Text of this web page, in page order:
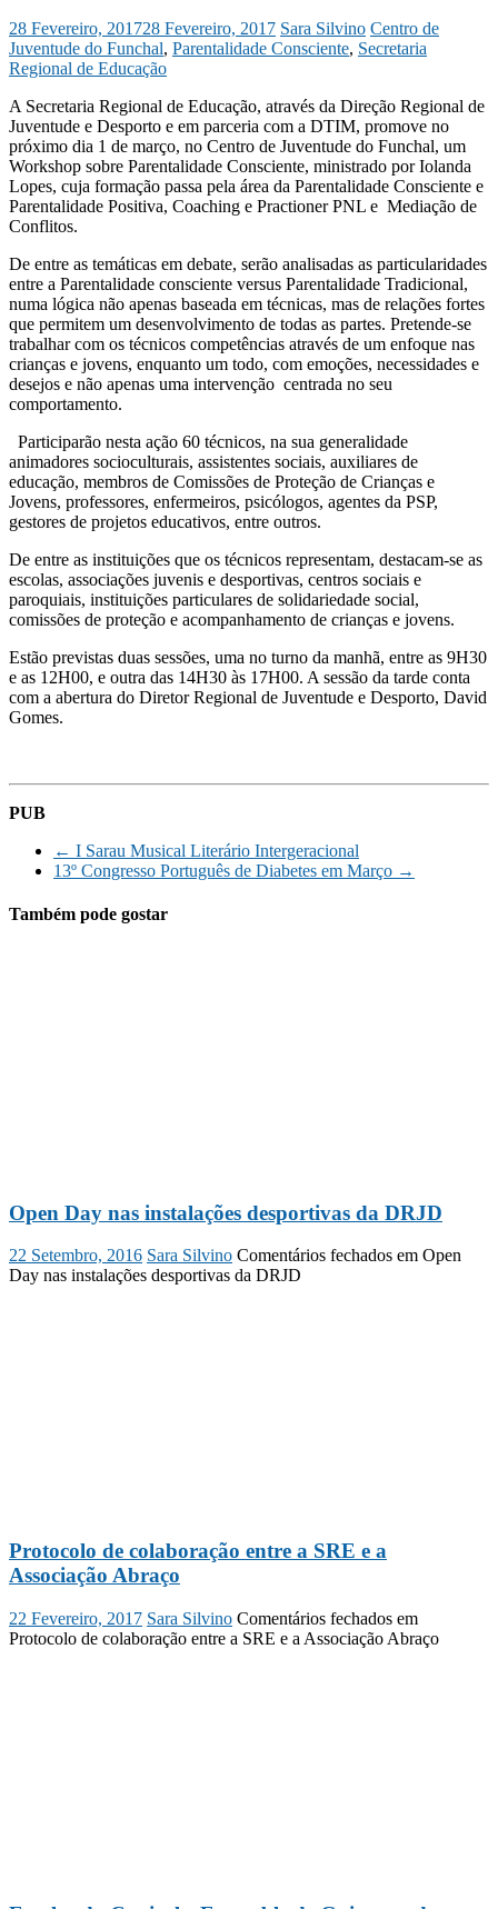
28 Fevereiro, 201728 Fevereiro, 2017 Sara Silvino Centro de
Juventude do Funchal, Parentalidade Consciente, Secretaria
Regional de Educação
A Secretaria Regional de Educação, através da Direção Regional de
Juventude e Desporto e em parceria com a DTIM, promove no
próximo dia 1 de março, no Centro de Juventude do Funchal, um
Workshop sobre Parentalidade Consciente, ministrado por Iolanda
Lopes, cuja formação passa pela área da Parentalidade Consciente e
Parentalidade Positiva, Coaching e Practioner PNL e Mediação de
Conflitos.
De entre as temáticas em debate, serão analisadas as particularidades
entre a Parentalidade consciente versus Parentalidade Tradicional,
numa lógica não apenas baseada em técnicas, mas de relações fortes
que permitem um desenvolvimento de todas as partes. Pretende-se
trabalhar com os técnicos competências através de um enfoque nas
crianças e jovens, enquanto um todo, com emoções, necessidades e
desejos e não apenas uma intervenção centrada no seu
comportamento.
Participarão nesta ação 60 técnicos, na sua generalidade
animadores socioculturais, assistentes sociais, auxiliares de
educação, membros de Comissões de Proteção de Crianças e
Jovens, professores, enfermeiros, psicólogos, agentes da PSP,
gestores de projetos educativos, entre outros.
De entre as instituições que os técnicos representam, destacam-se as
escolas, associações juvenis e desportivas, centros sociais e
paroquiais, instituições particulares de solidariedade social,
comissões de proteção e acompanhamento de crianças e jovens.
Estão previstas duas sessões, uma no turno da manhã, entre as 9H30
e as 12H00, e outra das 14H30 às 17H00. A sessão da tarde conta
com a abertura do Diretor Regional de Juventude e Desporto, David
Gomes.
PUB
← I Sarau Musical Literário Intergeracional
13º Congresso Português de Diabetes em Março →
Também pode gostar
Open Day nas instalações desportivas da DRJD
22 Setembro, 2016 Sara Silvino Comentários fechados em Open
Day nas instalações desportivas da DRJD
Protocolo de colaboração entre a SRE e a
Associação Abraço
22 Fevereiro, 2017 Sara Silvino Comentários fechados em
Protocolo de colaboração entre a SRE e a Associação Abraço